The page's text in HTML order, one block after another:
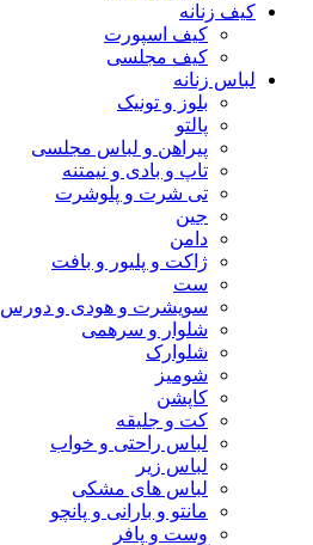
کیف زنانه
کیف اسپورت
کیف مجلسی
لباس زنانه
بلوز و تونیک
پالتو
پیراهن و لباس مجلسی
تاپ و بادی و نیمتنه
تی شرت و پلوشرت
جین
دامن
ژاکت و پلیور و بافت
ست
سویشرت و هودی و دورس
شلوار و سرهمی
شلوارک
شومیز
کاپشن
کت و جلیقه
لباس راحتی و خواب
لباس زیر
لباس های مشکی
مانتو و بارانی و پانچو
وست و پافر